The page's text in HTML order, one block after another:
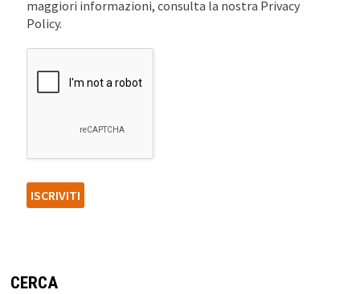
maggiori informazioni, consulta la nostra Privacy
Policy.
CERCA